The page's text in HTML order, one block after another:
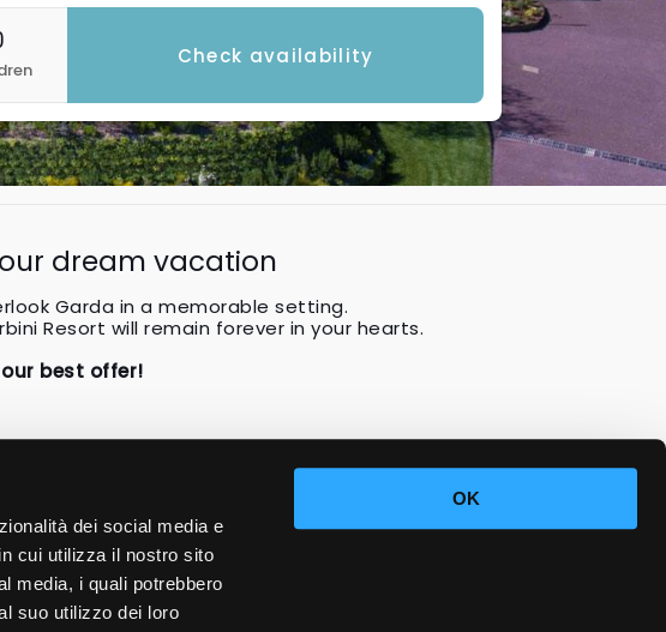
dei social media e
cui utilizza il nostro sito
media, i quali potrebbero
suo utilizzo dei loro
OK
Check availability
dream vacation
Garda in a memorable setting.
Resort will remain forever in your hearts.
best offer!